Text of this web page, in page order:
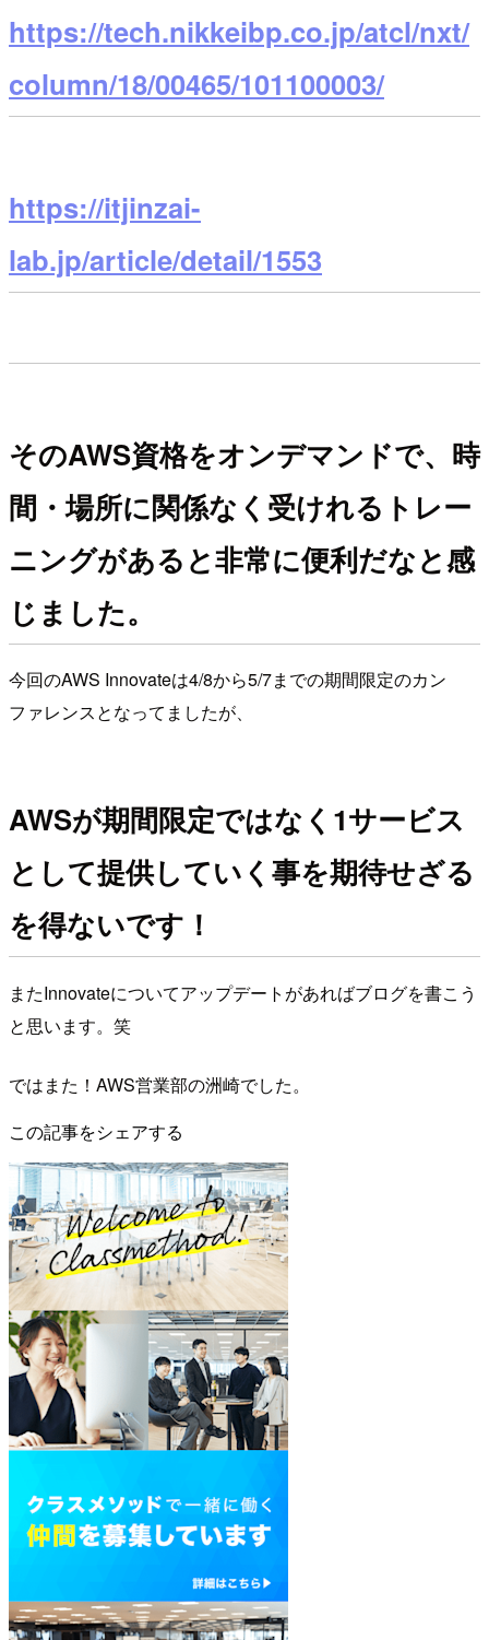
https://tech.nikkeibp.co.jp/atcl/nxt/
column/18/00465/101100003/
https://itjinzai-
lab.jp/article/detail/1553
そのAWS資格をオンデマンドで、時
間・場所に関係なく受けれるトレー
ニングがあると非常に便利だなと感
じました。
今回のAWS Innovateは4/8から5/7までの期間限定のカン
ファレンスとなってましたが、
AWSが期間限定ではなく1サービス
として提供していく事を期待せざる
を得ないです！
またInnovateについてアップデートがあればブログを書こう
と思います。笑
ではまた！AWS営業部の洲崎でした。
この記事をシェアする